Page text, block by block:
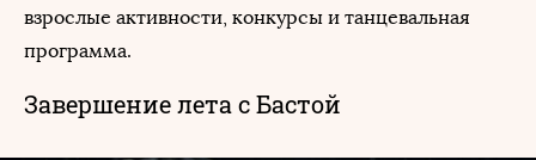
взрослые активности, конкурсы и танцевальная
программа.
Завершение лета с Бастой